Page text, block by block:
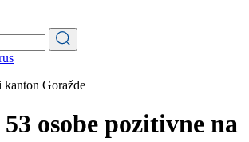
Prača
kanton Goražde